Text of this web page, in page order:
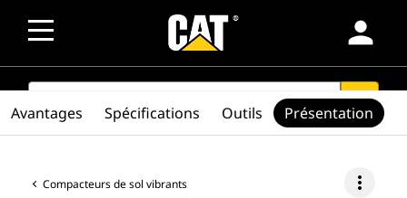
person
SEARCH search
Compacteurs de sol vibrants more_vert
Avantages Spécifications Outils Présentation